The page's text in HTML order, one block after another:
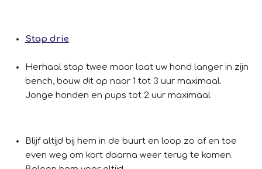
Stap drie
Herhaal stap twee maar laat uw hond langer in zijn
bench, bouw dit op naar 1 tot 3 uur maximaal.
Jonge honden en pups tot 2 uur maximaal
Blijf altijd bij hem in de buurt en loop zo af en toe
even weg om kort daarna weer terug te komen.